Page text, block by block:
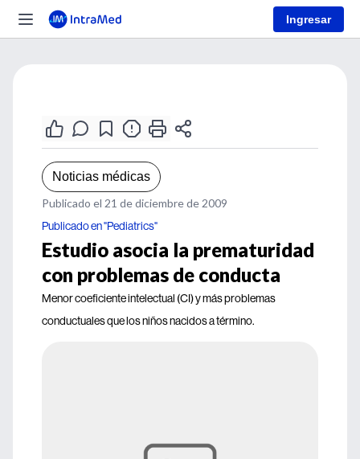
Ingresar
Noticias médicas
Publicado el 21 de diciembre de 2009
Publicado en "Pediatrics"
Estudio asocia la prematuridad
con problemas de conducta
Menor coeficiente intelectual (CI) y más problemas
conductuales que los niños nacidos a término.